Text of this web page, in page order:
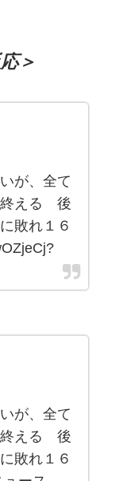
＞
が、全て
終える 後
敗れ１６
が、全て
終える 後
敗れ１６